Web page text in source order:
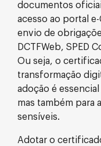
documentos
acesso ao portal e-
envio de
DCTFWeb, SPED
Ou seja, o
transformação
adoção é
mas também para
sensíveis.
Adotar o